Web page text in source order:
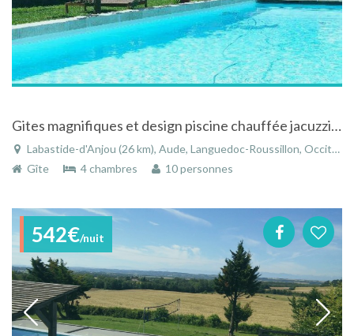
Gites magnifiques et design piscine chauffée jacuzzi privatif à Labastide-d'Anjou près canal midi
Labastide-d'Anjou (26 km), Aude, Languedoc-Roussillon, Occitanie, France
Gîte
4 chambres 10 personnes
542€/nuit